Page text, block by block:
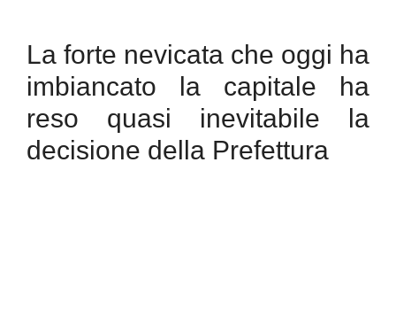
La forte nevicata che oggi ha
imbiancato la capitale ha
reso quasi inevitabile la
decisione della Prefettura